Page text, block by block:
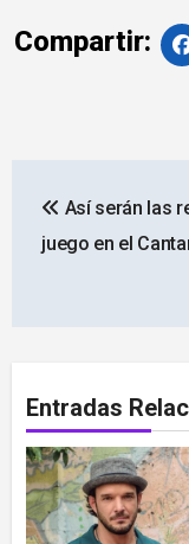
Compartir:
de
Así serán las
juego en el
Entradas